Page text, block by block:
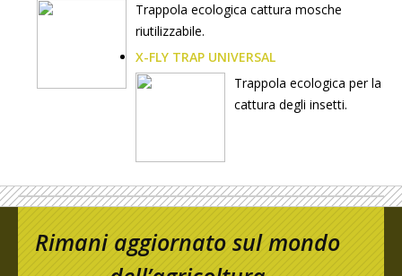
Trappola ecologica cattura mosche
riutilizzabile.
X-FLY TRAP UNIVERSAL
Trappola ecologica per la
cattura degli insetti.
Rimani aggiornato sul mondo